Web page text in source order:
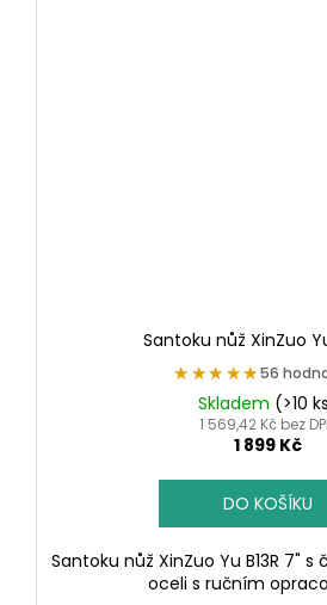
Santoku nůž XinZuo
★★★★★
★★★★★56
Skladem (>10
1 569,42 Kč bez
1 899 Kč
DO KOŠÍKU
Santoku nůž XinZuo Yu B13R 7"
oceli s ručním